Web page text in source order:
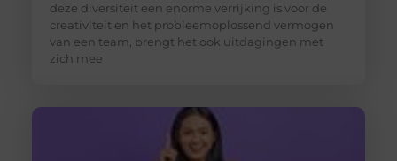
deze diversiteit een enorme verrijking is voor de
creativiteit en het probleemoplossend vermogen
van een team, brengt het ook uitdagingen met
zich mee